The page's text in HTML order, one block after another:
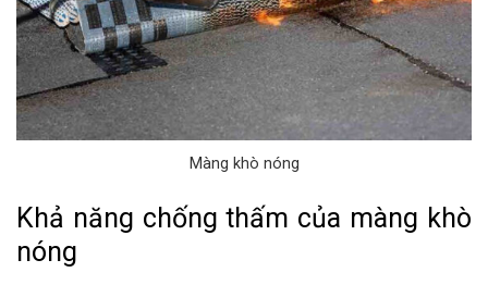
Màng khò nóng
Khả năng chống thấm của màng khò
nóng